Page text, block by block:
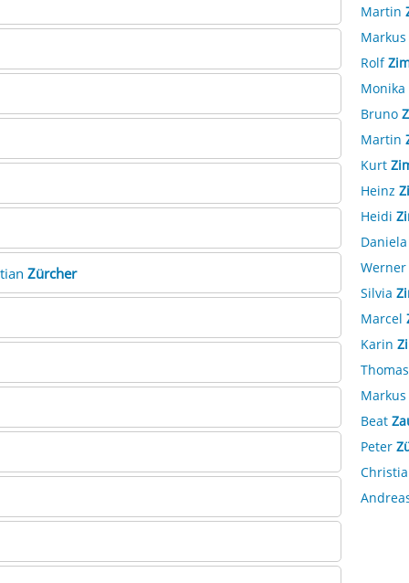
Zürcher
Martin
Markus
Rolf
Monika
Bruno
Martin
Kurt
Heinz
Heidi
Werner
Silvia
Marcel
Karin
Markus
Beat
Peter